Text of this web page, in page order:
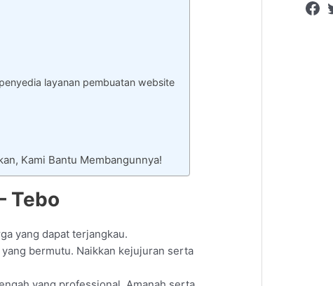
layanan pembuatan website
Kami Bantu Membangunnya!
Tebo
yang dapat terjangkau.
bermutu. Naikkan kejujuran serta